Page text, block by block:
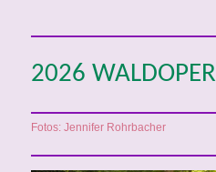
2026 WALDOPER
Fotos: Jennifer Rohrbacher